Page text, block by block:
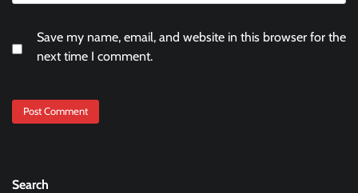
Save my name, email, and website in this browser for the
next time I comment.
Search